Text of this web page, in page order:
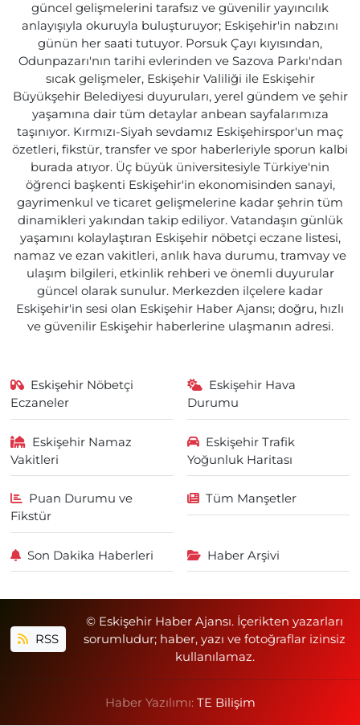
güncel gelişmelerini tarafsız ve güvenilir yayıncılık
anlayışıyla okuruyla buluşturuyor; Eskişehir'in nabzını
günün her saati tutuyor. Porsuk Çayı kıyısından,
Odunpazarı'nın tarihi evlerinden ve Sazova Parkı'ndan
sıcak gelişmeler, Eskişehir Valiliği ile Eskişehir
Büyükşehir Belediyesi duyuruları, yerel gündem ve şehir
yaşamına dair tüm detaylar anbean sayfalarımıza
taşınıyor. Kırmızı-Siyah sevdamız Eskişehirspor'un maç
özetleri, fikstür, transfer ve spor haberleriyle sporun kalbi
burada atıyor. Üç büyük üniversitesiyle Türkiye'nin
öğrenci başkenti Eskişehir'in ekonomisinden sanayi,
gayrimenkul ve ticaret gelişmelerine kadar şehrin tüm
dinamikleri yakından takip ediliyor. Vatandaşın günlük
yaşamını kolaylaştıran Eskişehir nöbetçi eczane listesi,
namaz ve ezan vakitleri, anlık hava durumu, tramvay ve
ulaşım bilgileri, etkinlik rehberi ve önemli duyurular
güncel olarak sunulur. Merkezden ilçelere kadar
Eskişehir'in sesi olan Eskişehir Haber Ajansı; doğru, hızlı
ve güvenilir Eskişehir haberlerine ulaşmanın adresi.
Eskişehir Nöbetçi
Eczaneler
Eskişehir Hava
Durumu
Eskişehir Namaz
Vakitleri
Eskişehir Trafik
Yoğunluk Haritası
Puan Durumu ve
Fikstür
Tüm Manşetler
Son Dakika Haberleri Haber Arşivi
RSS
© Eskişehir Haber Ajansı. İçerikten yazarları
sorumludur; haber, yazı ve fotoğraflar izinsiz
kullanılamaz.
Haber Yazılımı: TE Bilişim